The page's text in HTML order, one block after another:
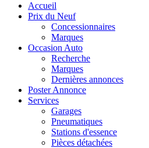
Accueil
Prix du Neuf
Concessionnaires
Marques
Occasion Auto
Recherche
Marques
Dernières annonces
Poster Annonce
Services
Garages
Pneumatiques
Stations d'essence
Pièces détachées